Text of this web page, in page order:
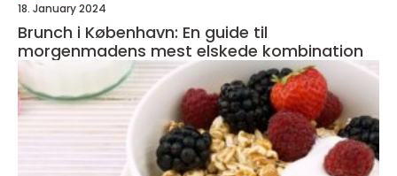
18. January 2024
Brunch i København: En guide til
morgenmadens mest elskede kombination